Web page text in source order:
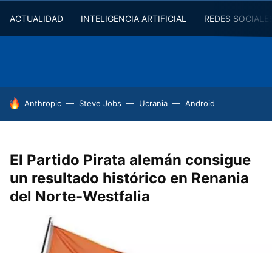
ACTUALIDAD INTELIGENCIA ARTIFICIAL REDES
HOY SE HABLA DE
Anthropic Steve Jobs Ucrania Android
El Partido Pirata alemán consigue
un resultado histórico en Renania
del Norte-Westfalia